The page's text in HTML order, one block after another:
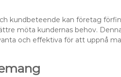
kundbeteende kan företag
möta kundernas behov.
och effektiva för att uppnå